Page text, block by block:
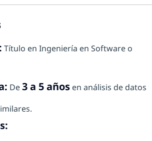
Título en Ingeniería en Software o
De3 a 5 añosen análisis de datos